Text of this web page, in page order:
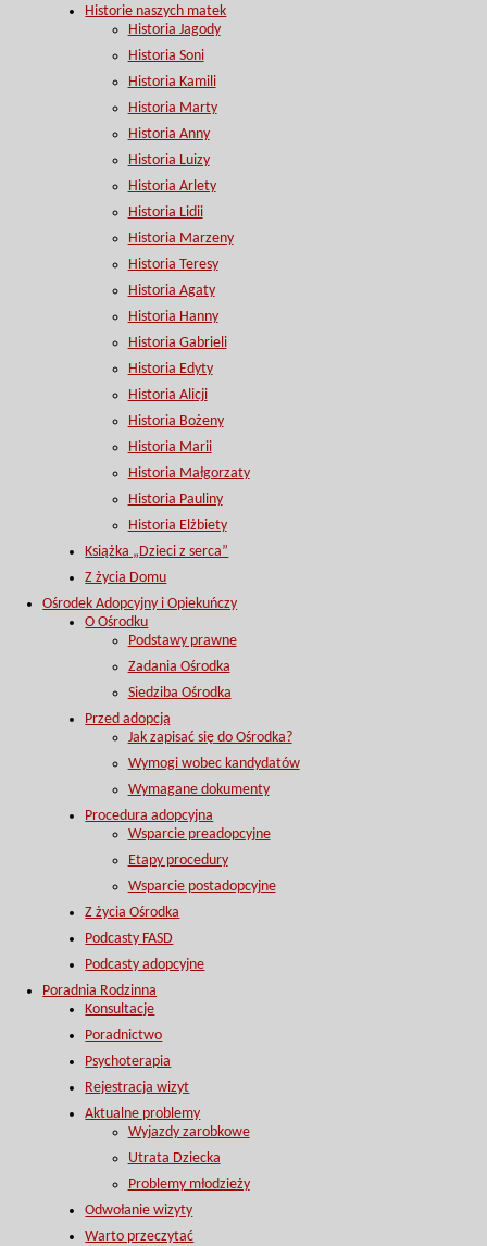
Historie naszych matek
Historia Jagody
Historia Soni
Historia Kamili
Historia Marty
Historia Anny
Historia Luizy
Historia Arlety
Historia Lidii
Historia Marzeny
Historia Teresy
Historia Agaty
Historia Hanny
Historia Gabrieli
Historia Edyty
Historia Alicji
Historia Bożeny
Historia Marii
Historia Małgorzaty
Historia Pauliny
Historia Elżbiety
Książka „Dzieci z serca”
Z życia Domu
Ośrodek Adopcyjny i Opiekuńczy
O Ośrodku
Podstawy prawne
Zadania Ośrodka
Siedziba Ośrodka
Przed adopcją
Jak zapisać się do Ośrodka?
Wymogi wobec kandydatów
Wymagane dokumenty
Procedura adopcyjna
Wsparcie preadopcyjne
Etapy procedury
Wsparcie postadopcyjne
Z życia Ośrodka
Podcasty FASD
Podcasty adopcyjne
Poradnia Rodzinna
Konsultacje
Poradnictwo
Psychoterapia
Rejestracja wizyt
Aktualne problemy
Wyjazdy zarobkowe
Utrata Dziecka
Problemy młodzieży
Odwołanie wizyty
Warto przeczytać